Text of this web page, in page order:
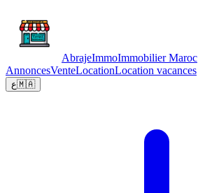
AbrajeImmoImmobilier Maroc
AnnoncesVenteLocationLocation vacances
ع🇲🇦